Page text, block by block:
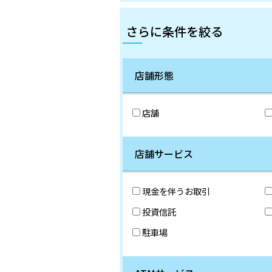
さらに条件を絞る
店舗形態
店舗
店舗サービス
現金を伴うお取引
投資信託
駐車場